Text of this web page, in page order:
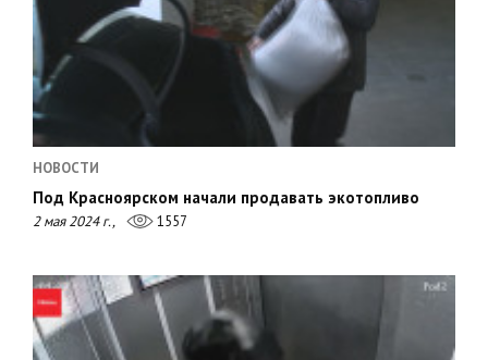
НОВОСТИ
Под Красноярском начали продавать экотопливо
2 мая 2024 г., 1557